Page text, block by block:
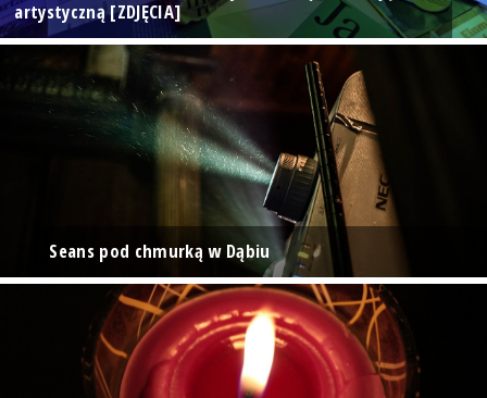
artystyczną [ZDJĘCIA]
Seans pod chmurką w Dąbiu